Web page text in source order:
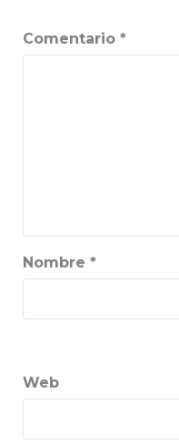
Comentario *
Nombre *
Web